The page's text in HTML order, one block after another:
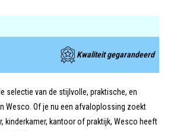
Kwaliteit gegarandeerd
selectie van de stijlvolle, praktische, en
Wesco. Of je nu een afvaloplossing zoekt
kinderkamer, kantoor of praktijk, Wesco heeft